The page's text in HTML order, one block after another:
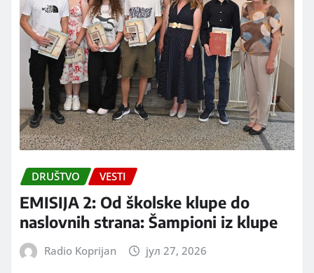
DRUŠTVO VESTI
EMISIJA 2: Od školske klupe do
naslovnih strana: Šampioni iz klupe
Radio Koprijan јул 27, 2026